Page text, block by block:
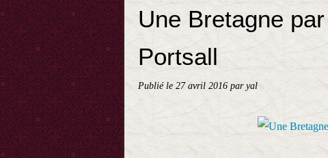
Une Bretagne
Portsall
Publié le 27 avril 2016 par yal